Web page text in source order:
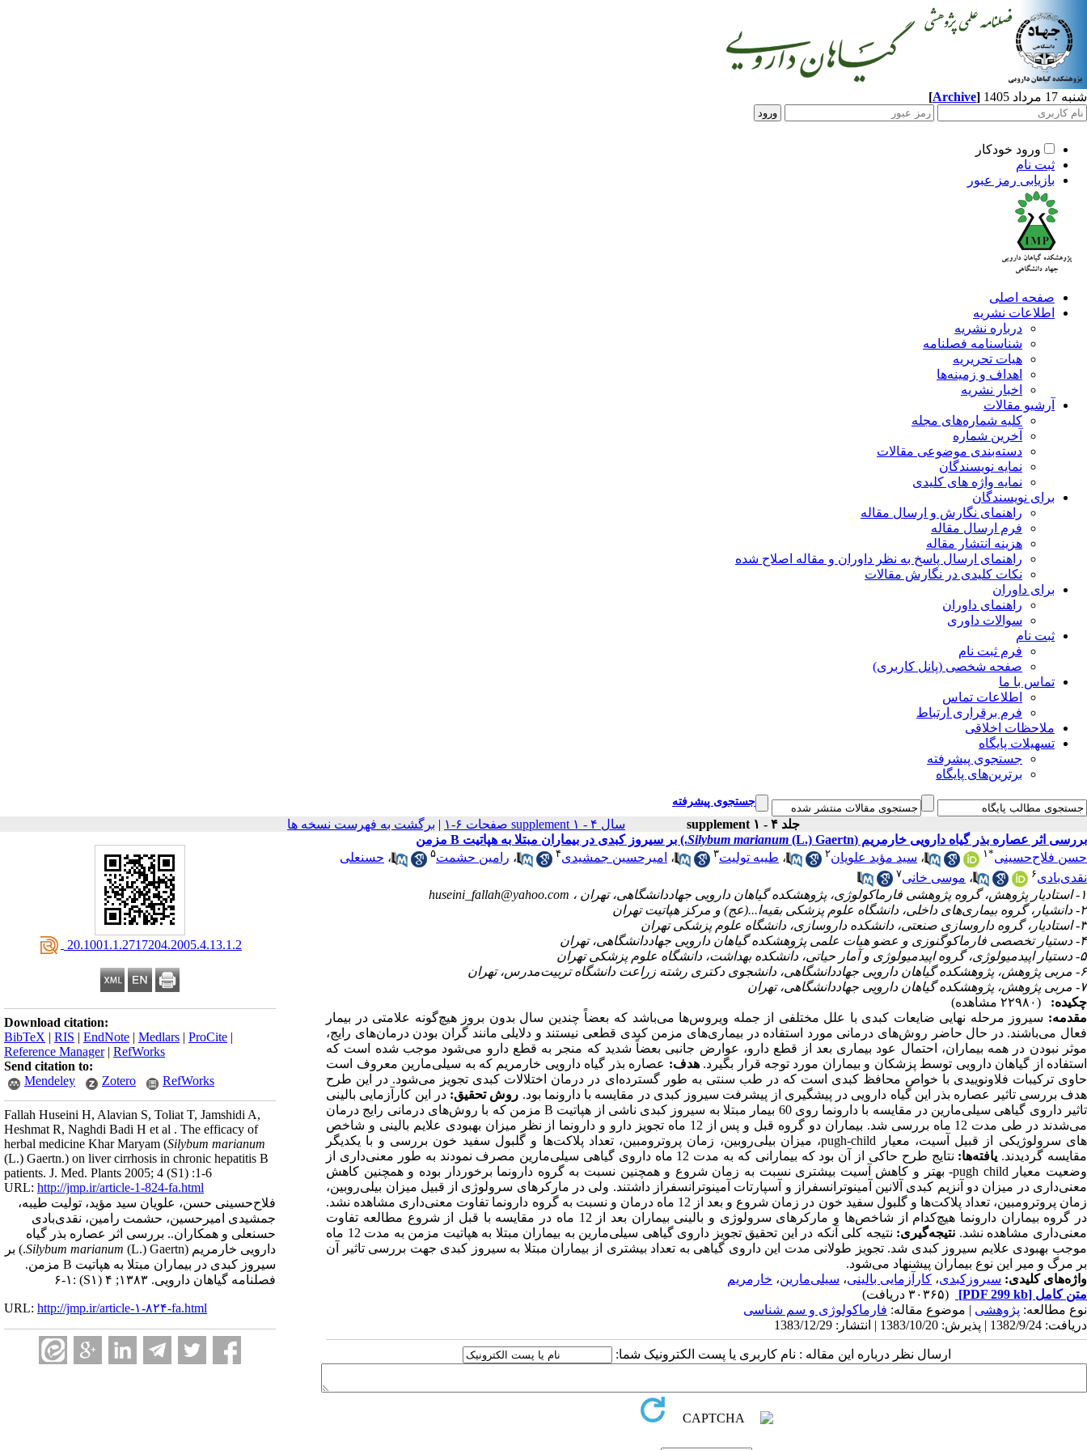
شنبه 17 مرداد 1405 [Archive]
ورود خودکار
ثبت نام
بازیابی رمز عبور
صفحه اصلی
اطلاعات نشریه
درباره نشریه
شناسنامه فصلنامه
هیات تحریریه
اهداف و زمینه‌ها
اخبار نشریه
آرشیو مقالات
کلیه شماره‌های مجله
آخرین شماره
دسته‌بندی موضوعی مقالات
نمایه نویسندگان
نمایه واژه های کلیدی
برای نویسندگان
راهنمای نگارش و ارسال مقاله
فرم ارسال مقاله
هزینه انتشار مقاله
راهنمای ارسال پاسخ به نظر داوران و مقاله اصلاح شده
نکات کلیدی در نگارش مقالات
برای داوران
راهنمای داوران
سوالات داوری
ثبت نام
فرم ثبت نام
صفحه شخصی (پانل کاربری)
تماس با ما
اطلاعات تماس
فرم برقراری ارتباط
ملاحظات اخلاقی
تسهیلات پایگاه
جستجوی پیشرفته
برترین‌های پایگاه
جستجوی پیشرفته
جلد ۴ - supplement ۱ سال ۴ - supplement ۱ صفحات ۶-۱ | برگشت به فهرست نسخه ها
‎ 20.1001.1.2717204.2005.4.13.1.2
Download citation:
BibTeX | RIS | EndNote | Medlars | ProCite |
Reference Manager| RefWorks
Send citation to:
Mendeley
Zotero RefWorks
Fallah Huseini H, Alavian S, Toliat T, Jamshidi A,
Heshmat R, Naghdi Badi H et al . The efficacy of
herbal medicine Khar Maryam (Silybum marianum
(L.) Gaertn.) on liver cirrhosis in chronic hepatitis B
patients. J. Med. Plants 2005; 4 (S1) :1-6
URL: http://jmp.ir/article-1-824-fa.html
فلاح‌حسینی حسن، علویان سید مؤید، تولیت طیبه،
جمشیدی امیرحسین، حشمت رامین، نقدی‌بادی
حسنعلی و همکاران.. بررسی اثر عصاره بذر گیاه
دارویی خار‌مریم (
Silybum marianum(L.) Gaertn.) بر
سیروز کبدی در بیماران مبتلا به هپاتیت B مزمن.
فصلنامه گياهان دارویی. ۱۳۸۳; ۴
(S۱) :۱-۶
URL: http://jmp.ir/article-۱-۸۲۴-fa.html
بررسی اثر عصاره بذر گیاه دارویی خار‌مریم ( Silybum marianum (L.) Gaertn.) بر سیروز کبدی در بیماران مبتلا به هپاتیت B مزمن
حسن فلاح‌حسینی*۱ ، سید مؤید علویان۲ ، طیبه تولیت۳ ، امیرحسین جمشیدی۴ ، رامین حشمت۵ ، حسنعلی
نقدی‌بادی۶ ، موسی خانی۷
۱- استادیار پژوهش، گروه پژوهشی فارماکولوژی، پژوهشکده گیاهان دارویی جهاددانشگاهی، تهران ،
huseini_fallah@yahoo.com
۲- دانشیار، گروه بیماری‌های داخلی، دانشگاه علوم پزشکی بقیه‌ا...(عج) و مرکز هپاتیت تهران
۳- استادیار، گروه داروسازی صنعتی، دانشکده داروسازی، دانشگاه علوم پزشکی تهران
۴- دستیار تخصصی فارماکوگنوزی و عضو هیات علمی پژوهشکده گیاهان دارویی جهاددانشگاهی، تهران
۵- دستیار اپیدمیولوژی، گروه اپیدمیولوژی و آمار حیاتی، دانشکده بهداشت، دانشگاه علوم پزشکی تهران
۶- مربی پژوهش، پژوهشکده گیاهان دارویی جهاددانشگاهی، دانشجوی دکتری رشته زراعت دانشگاه تربیت‌مدرس، تهران
۷- مربی پژوهش، پژوهشکده گیاهان دارویی جهاددانشگاهی، تهران
چکیده:
(۲۲۹۸۰ مشاهده)
مقدمه: سیروز مرحله نهایی ضایعات کبدی با علل مختلفی از جمله ویروس‌ها می‌باشد که بعضاً چندین سال بدون بروز هیچ‌گونه علامتی در بیمار
فعال می‌باشند. در حال حاضر روش‌های درمانی مورد استفاده در بیماری‌های مزمن کبدی قطعی نیستند و دلایلی مانند گران بودن درمان‌های رایج،
موثر نبودن در همه بیماران، احتمال عود بیماری بعد از قطع دارو، عوارض جانبی بعضاً شدید که منجر به قطع دارو می‌شود موجب شده است که
استفاده از گیاهان دارویی توسط پزشکان و بیماران مورد توجه قرار بگیرد.هدف: عصاره بذر گیاه دارویی خار‌مریم که به سیلی‌مارین معروف است
حاوی ترکیبات فلاونوییدی با خواص محافظ کبدی است که در طب سنتی به طور گسترده‌ای در درمان اختلالات کبدی تجویز می‌شود. در این طرح
هدف بررسی تاثیر عصاره بذر این گیاه دارویی در پیشگیری از پیشرفت سیروز کبدی در مقایسه با دارونما بود. روش تحقیق: در این کارآزمایی بالینی
تاثیر داروی گیاهی سیلی‌مارین در مقایسه با دارونما روی 60 بیمار مبتلا به سیروز کبدی ناشی از هپاتیت B مزمن که با روش‌های درمانی رایج درمان
می‌شدند در طی مدت 12 ماه بررسی شد. بیماران دو گروه قبل و پس از 12 ماه تجویز دارو و دارونما از نظر میزان بهبودی علایم بالینی و شاخص
‌های سرولوژیکی از قبیل آسیت، معیار pugh-child، میزان بیلی‌روبین،‌ زمان پروترومبین، تعداد پلاکت‌ها و گلبول سفید خون بررسی و با یکدیگر
مقایسه گردیدند. یافته‌ها:
نتایج طرح حاکی از آن بود که بیمارانی که به مدت 12 ماه داروی گیاهی سیلی‌مارین مصرف نمودند به طور معنی‌داری از
وضعیت معیار pugh child- بهتر و کاهش آسیت بیشتری نسبت به زمان شروع و همچنین نسبت به گروه دارونما برخوردار بوده و همچنین کاهش
معنی‌داری در میزان دو آنزیم کبدی آلانین آمینوترانسفراز و آسپارتات آمینوترانسفراز داشتند. ولی در مارکرهای سرولوژی از قبیل میزان بیلی‌روبین،‌
زمان پروترومبین، تعداد پلاکت‌ها و گلبول سفید خون در زمان شروع و بعد از 12 ماه درمان و نسبت به گروه دارونما تفاوت معنی‌داری مشاهده نشد.
در گروه بیماران دارونما هیچ‌کدام از شاخص‌ها و مارکر‌های سرولوژی و بالینی بیماران بعد از 12 ماه در مقایسه با قبل از شروع مطالعه تفاوت
معنی‌داری مشاهده نشد. نتیجه‌گیری:
نتیجه کلی آنکه در این تحقیق تجویز داروی گیاهی سیلی‌مارین به بیماران مبتلا به هپاتیت مزمن به مدت 12 ماه
موجب بهبودی علایم سیروز کبدی شد. تجویز طولانی مدت این داروی گیاهی به تعداد بیشتری از بیماران مبتلا به سیروز کبدی جهت بررسی تاثیر آن
بر مرگ و میر این نوع بیماران پیشنهاد می‌شود.
واژه‌های کلیدی: سیروزکبدی، کارآزمایی بالینی، سیلی‌مارین، خار‌مریم
متن کامل [PDF 299 kb]
(۳۰۳۶۵ دریافت)
نوع مطالعه: پژوهشی | موضوع مقاله: فارماكولوژی و سم شناسی
دریافت: 1382/9/24 | پذیرش: 1383/10/20 | انتشار: 1383/12/29
ارسال نظر درباره این مقاله : نام کاربری یا پست الکترونیک شما: